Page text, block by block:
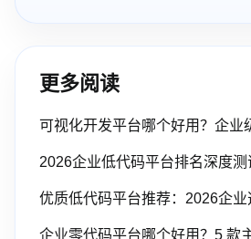
更多阅读
可视化开发平台哪个好用？企业
2026企业低代码平台排名深度测
优质低代码平台推荐：2026企业
企业零代码平台哪个好用？5 款